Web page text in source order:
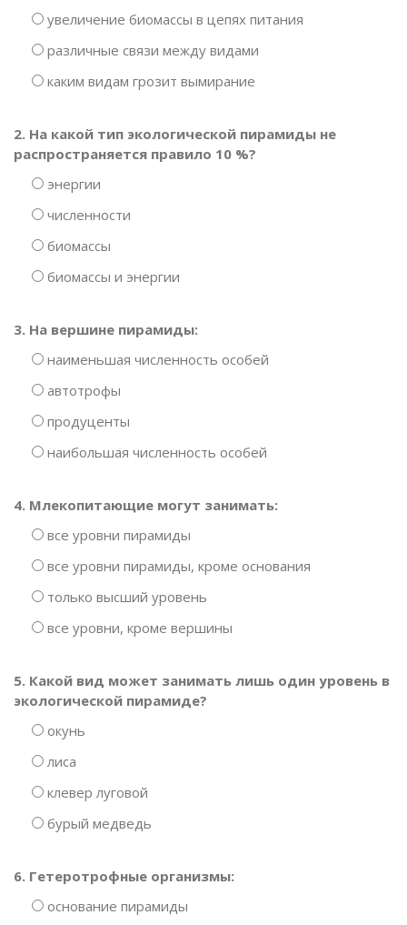
увеличение биомассы в цепях питания
различные связи между видами
каким видам грозит вымирание
2. На какой тип экологической пирамиды не
распространяется правило 10 %?
энергии
численности
биомассы
биомассы и энергии
3. На вершине пирамиды:
наименьшая численность особей
автотрофы
продуценты
наибольшая численность особей
4. Млекопитающие могут занимать:
все уровни пирамиды
все уровни пирамиды, кроме основания
только высший уровень
все уровни, кроме вершины
5. Какой вид может занимать лишь один уровень в
экологической пирамиде?
окунь
лиса
клевер луговой
бурый медведь
6. Гетеротрофные организмы:
основание пирамиды